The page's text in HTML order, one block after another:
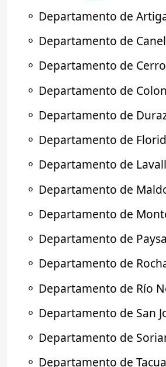
⚬ Departamento de
⚬ Departamento de
⚬ Departamento de
⚬ Departamento de
⚬ Departamento de
⚬ Departamento de
⚬ Departamento de
⚬ Departamento de
⚬ Departamento de
⚬ Departamento de
⚬ Departamento de
⚬ Departamento de Río
⚬ Departamento de San
⚬ Departamento de
⚬ Departamento de